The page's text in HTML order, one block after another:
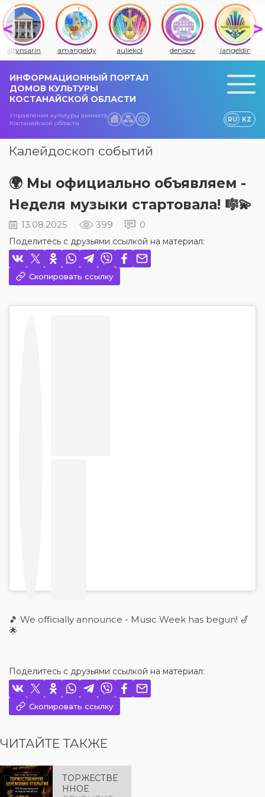
altynsarin amangeldy auliekol denisov jangeldin
ИНФОРМАЦИОННЫЙ ПОРТАЛ
ДОМОВ КУЛЬТУРЫ
КОСТАНАЙСКОЙ ОБЛАСТИ
Управления культуры акимата
Костанайской области
RU KZ
Калейдоскоп событий
🌍 Мы официально объявляем -
Неделя музыки стартовала! 🎼💫
13.08.2025 399 0
Поделитесь с друзьями ссылкой на материал:
Скопировать ссылку
🎵 We officially announce - Music Week has begun! 🎷
🌟
Поделитесь с друзьями ссылкой на материал:
Скопировать ссылку
ЧИТАЙТЕ ТАКЖЕ
ТОРЖЕСТВЕ
ННОЕ